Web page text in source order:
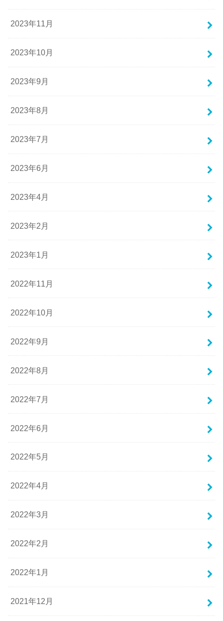
2023年11月
2023年10月
2023年9月
2023年8月
2023年7月
2023年6月
2023年4月
2023年2月
2023年1月
2022年11月
2022年10月
2022年9月
2022年8月
2022年7月
2022年6月
2022年5月
2022年4月
2022年3月
2022年2月
2022年1月
2021年12月